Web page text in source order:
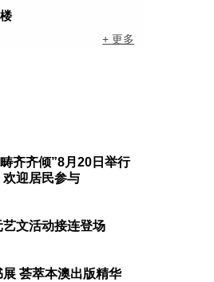
+ 更多
齐齐倾”8月20日举行
迎居民参与
文活动接连登场
展 荟萃本澳出版精华